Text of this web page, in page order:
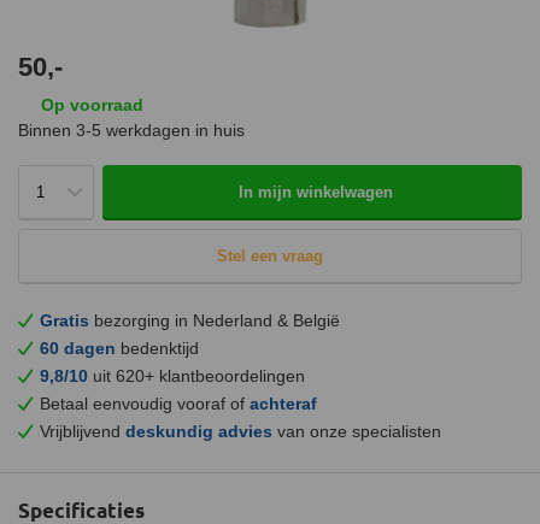
50,-
Op voorraad
Binnen 3-5 werkdagen in huis
In mijn winkelwagen
Stel een vraag
Gratis bezorging in Nederland & België
60 dagen bedenktijd
9,8/10 uit 620+ klantbeoordelingen
Betaal eenvoudig vooraf of achteraf
Vrijblijvend deskundig advies van onze specialisten
Specificaties